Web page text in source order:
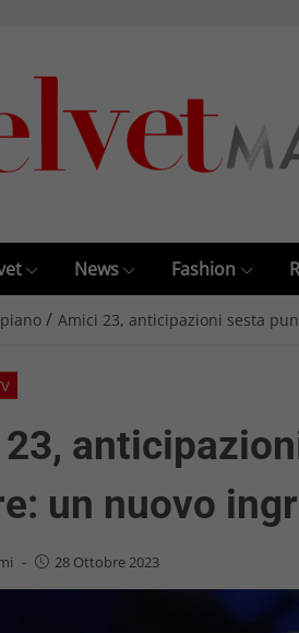
News Fashion
/ Amici 23, anticipazioni sesta
un nuovo
- 28 Ottobre 2023